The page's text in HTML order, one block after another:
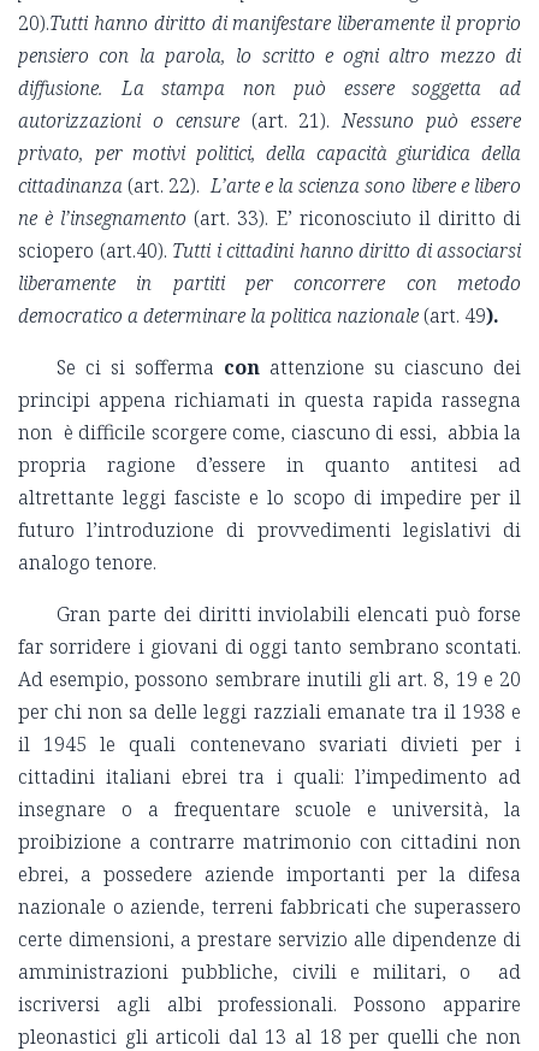
20).Tutti hanno diritto di manifestare liberamente il proprio
pensiero con la parola, lo scritto e ogni altro mezzo di
diffusione. La stampa non può essere soggetta ad
autorizzazioni o censure(art. 21).Nessuno può essere
privato, per motivi politici, della capacità giuridica della
cittadinanza (art. 22).L’arte e la scienza sono libere e libero
ne è l’insegnamento (art. 33). E’ riconosciuto il diritto di
sciopero (art.40). Tutti i cittadini hanno diritto di associarsi
liberamente in partiti per concorrere con metodo
democratico a determinare la politica nazionale (art. 49).
Se ci si sofferma con attenzione su ciascuno dei
principi appena richiamati in questa rapida rassegna
non è difficile scorgere come, ciascuno di essi, abbia la
propria ragione d’essere in quanto antitesi ad
altrettante leggi fasciste e lo scopo di impedire per il
futuro l’introduzione di provvedimenti legislativi di
analogo tenore.
Gran parte dei diritti inviolabili elencati può forse
far sorridere i giovani di oggi tanto sembrano scontati.
Ad esempio, possono sembrare inutili gli art. 8, 19 e 20
per chi non sa delle leggi razziali emanate tra il 1938 e
il 1945 le quali contenevano svariati divieti per i
cittadini italiani ebrei tra i quali: l’impedimento ad
insegnare o a frequentare scuole e università, la
proibizione a contrarre matrimonio con cittadini non
ebrei, a possedere aziende importanti per la difesa
nazionale o aziende, terreni fabbricati che superassero
certe dimensioni, a prestare servizio alle dipendenze di
amministrazioni pubbliche, civili e militari, o ad
iscriversi agli albi professionali. Possono apparire
pleonastici gli articoli dal 13 al 18 per quelli che non